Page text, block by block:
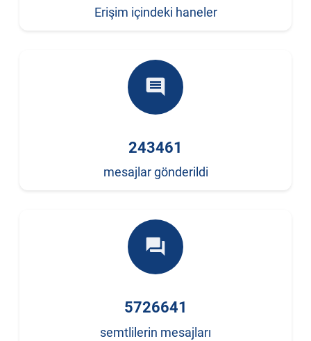
Erişim içindeki haneler
comment
243461
mesajlar gönderildi
forum
5726641
semtlilerin mesajları